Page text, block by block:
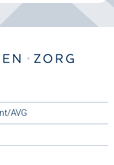
AVG